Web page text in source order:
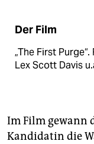
Der Film
„The First
Lex Scott Davis
Im Film gewann
Kandidatin die